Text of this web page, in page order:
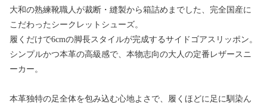
大和の熟練靴職人が裁断・縫製から箱詰めまでした、完全国産に
こだわったシークレットシューズ。
履くだけで6cmの脚長スタイルが完成するサイドゴアスリッポン。
シンプルかつ本革の高級感で、本物志向の大人の定番レザースニ
ーカー。
本革独特の足全体を包み込む心地よさで、履くほどに足に馴染ん